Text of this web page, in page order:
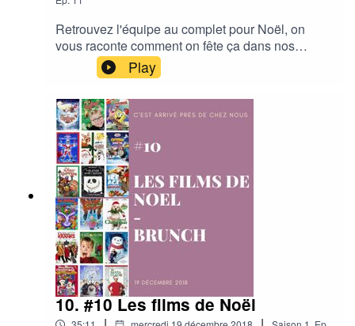
Jingle :CODB - I've Done a beat again
Retrouvez l'équipe au complet pour Noël, on
vous raconte comment on fête ça dans nos
familles, les cadeaux qu'on a offert mais aussi
nos souvenirs de Noël !A très vite en 2019,
bonnes fêtes à tous !
Play
10. #10 Les films de Noël